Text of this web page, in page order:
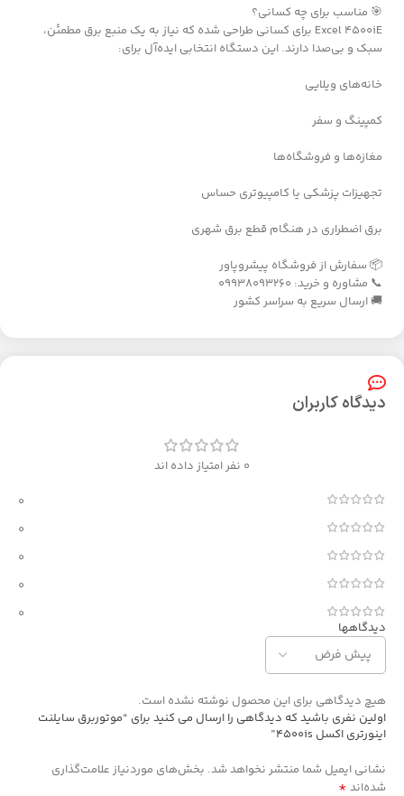
🎯 مناسب برای چه کسانی؟
Excel 4500iE برای کسانی طراحی شده که نیاز به یک منبع برق مطمئن،
سبک و بی‌صدا دارند. این دستگاه انتخابی ایده‌آل برای:
خانه‌های ویلایی
کمپینگ و سفر
مغازه‌ها و فروشگاه‌ها
تجهیزات پزشکی یا کامپیوتری حساس
برق اضطراری در هنگام قطع برق شهری
📦 سفارش از فروشگاه پیشروپاور
📞 مشاوره و خرید: 09938093260
🚚 ارسال سریع به سراسر کشور
دیدگاه کاربران
0 نفر امتیاز داده اند
0
0
0
0
0
دیدگاهها
هیچ دیدگاهی برای این محصول نوشته نشده است.
اولین نفری باشید که دیدگاهی را ارسال می کنید برای “موتوربرق سایلنت
اینورتری اکسل 4500is”
نشانی ایمیل شما منتشر نخواهد شد. بخش‌های موردنیاز علامت‌گذاری
شده‌اند *